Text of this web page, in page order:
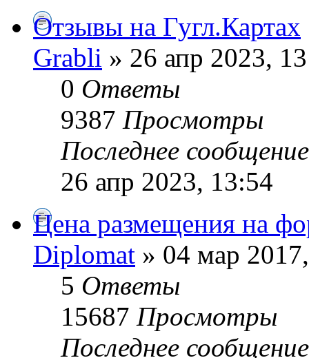
Отзывы на Гугл.Картах
Grabli » 26 апр 2023,
0 Ответы
9387 Просмотры
Последнее
26 апр 2023, 13:54
Цена размещения на
Diplomat » 04 мар
5 Ответы
15687 Просмотры
Последнее